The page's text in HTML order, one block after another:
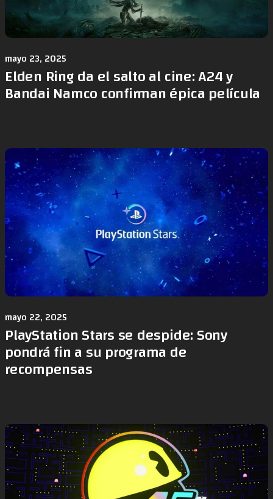
mayo 23, 2025
Elden Ring da el salto al cine: A24 y
Bandai Namco confirman épica película
mayo 22, 2025
PlayStation Stars se despide: Sony
pondrá fin a su programa de
recompensas